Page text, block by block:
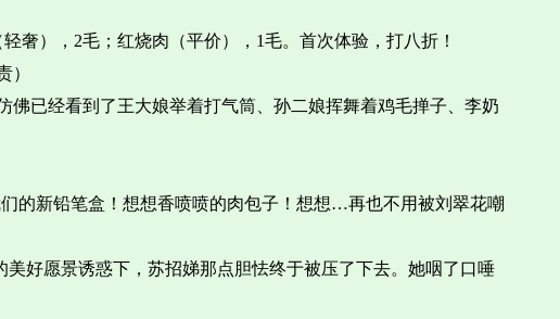
奢），2毛；红烧肉（平价），1毛。首次体验，打八折！
）
已经看到了王大娘举着打气筒、孙二娘挥舞着鸡毛掸子、李奶
的新铅笔盒！想想香喷喷的肉包子！想想…再也不用被刘翠花嘲
好愿景诱惑下，苏招娣那点胆怯终于被压了下去。她咽了口唾